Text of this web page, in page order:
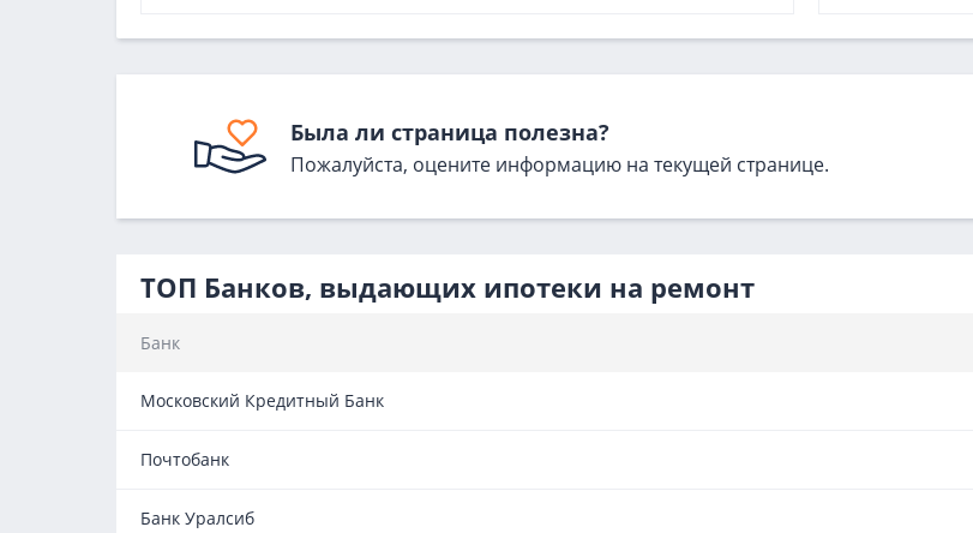
Была ли страница полезна?
Пожалуйста, оцените информацию на текущей странице.
ТОП Банков, выдающих ипотеки на ремонт
Банк
Московский Кредитный Банк
Почтобанк
Банк Уралсиб